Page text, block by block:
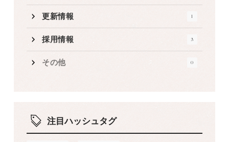
更新情報 1
採用情報 3
その他 0
注目ハッシュタグ